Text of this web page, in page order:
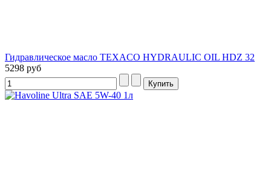
Гидравлическое масло TEXACO HYDRAULIC OIL HDZ 32
5298 руб